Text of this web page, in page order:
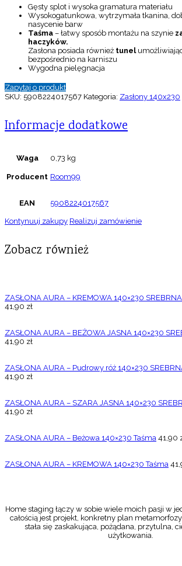
Gęsty splot i wysoka gramatura materiału
Wysokogatunkowa, wytrzymała tkanina,
nasycenie barw
Taśma – łatwy sposób montażu na szynie
haczyków.
Zasłona posiada również tunel
bezpośrednio na karniszu
Wygodna pielęgnacja
Zapytaj o produkt
SKU: 5908224017567 Kategoria: Zasłony 140x230
Informacje dodatkowe
Waga 0,73 kg
Producent Room99
EAN 5908224017567
Kontynuuj zakupy Realizuj zamówienie
Zobacz również
ZASŁONA AURA – KREMOWA 140×230
41,90 zł
ZASŁONA AURA – BEŻOWA JASNA 140×230
41,90 zł
ZASŁONA AURA – Pudrowy róż 140×230
41,90 zł
ZASŁONA AURA – SZARA JASNA 140×230
41,90 zł
ZASŁONA AURA – Beżowa 140×230 Taśma 41,90
ZASŁONA AURA – KREMOWA 140×230 Taśma
Home staging łączy w sobie wiele moich pasji w
całością jest projekt, konkretny plan
stała się zaskakująca, pożądana, przytulna,
użytkowania.